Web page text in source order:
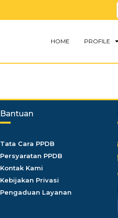
HOME PROFILE
Bantuan
Tata Cara PPDB
Persyaratan PPDB
Kontak Kami
Kebijakan Privasi
Pengaduan Layanan